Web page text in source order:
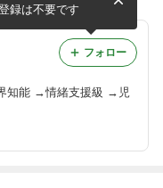
知能 →情緒支援級 →児
録は不要です
フォロー